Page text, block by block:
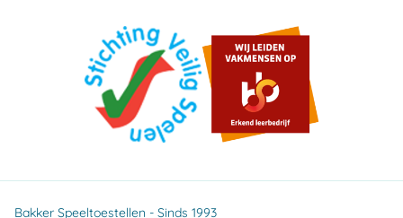
Bakker Speeltoestellen - Sinds 1993